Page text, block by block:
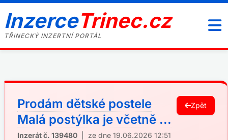
InzerceTrinec.cz
TŘINECKÝ INZERTNÍ PORTÁL
Prodám dětské postele
Malá postýlka je včetně ...
Inzerát č. 139480 | ze dne 19.06.2026 12:51
Zpět